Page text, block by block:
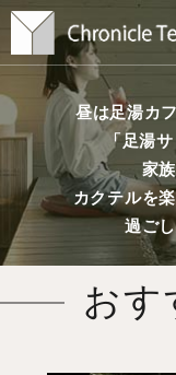
昼は足湯カ
「足湯
家
カクテルを
過ご
おす